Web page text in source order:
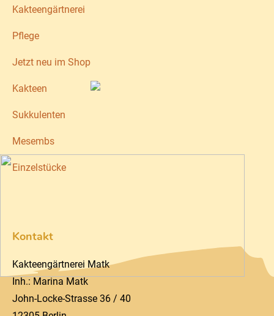
Kakteengärtnerei
Pflege
Jetzt neu im Shop
Kakteen
Sukkulenten
Mesembs
Einzelstücke
Kontakt
Kakteengärtnerei Matk
Inh.: Marina Matk
John-Locke-Strasse 36 / 40